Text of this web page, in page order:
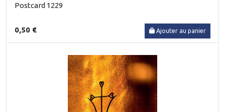
Postcard 1229
0,50 € Ajouter au panier